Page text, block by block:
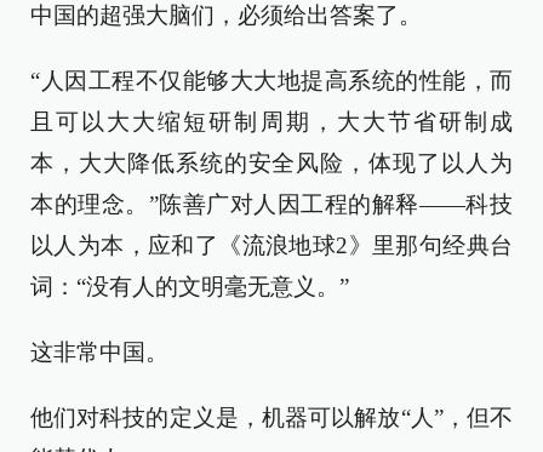
中国的超强大脑们，必须给出答案了。
“人因工程不仅能够大大地提高系统的性能，而
且可以大大缩短研制周期，大大节省研制成
本，大大降低系统的安全风险，体现了以人为
本的理念。”陈善广对人因工程的解释——科技
以人为本，应和了《流浪地球2》里那句经典台
词：“没有人的文明毫无意义。”
这非常中国。
他们对科技的定义是，机器可以解放“人”，但不